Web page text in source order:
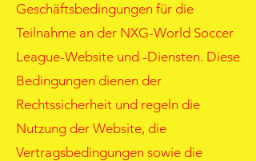
Geschäftsbedingungen für die
Teilnahme an der NXG-World Soccer
League-Website und -Diensten. Diese
Bedingungen dienen der
Rechtssicherheit und regeln die
Nutzung der Website, die
Vertragsbedingungen sowie die